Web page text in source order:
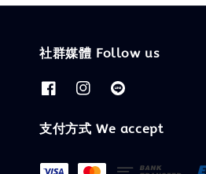
社群媒體 Follow us
支付方式 We accept